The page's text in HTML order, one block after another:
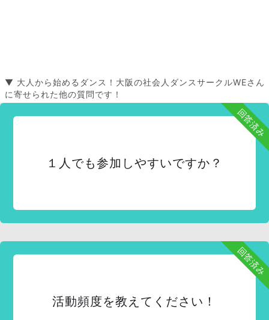
▼ 大人から始めるダンス！大阪の社会人ダンスサークルWEさん
に寄せられた他の質問です！
回答済み
１人でも参加しやすいですか？
回答済み
活動頻度を教えてください！